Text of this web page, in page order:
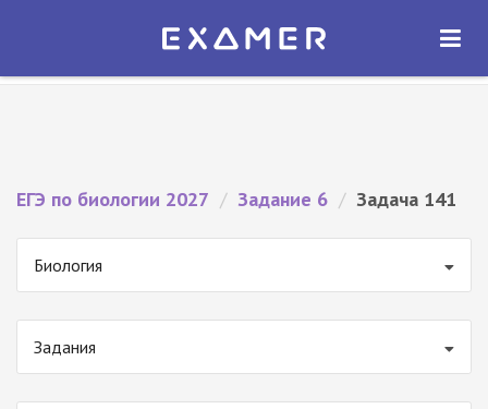
Экзамер — ЕГЭ 2027
ОТКРЫТЬ
ЕГЭ по биологии 2027 / Задание 6 / Задача 141
Биология
Задания